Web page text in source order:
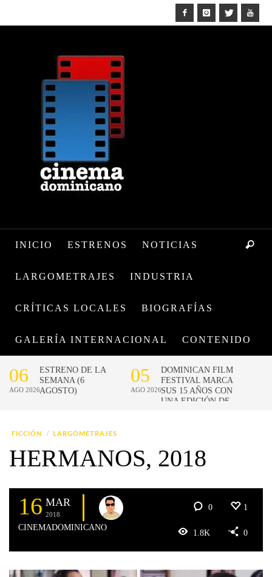
INICIO ESTRENOS NOTICIAS
LARGOMETRAJES INDUSTRIA
CRÍTICAS LOCALES BIOGRAFÍAS
GALERÍA INTERNACIONAL CONTENIDO
FICCIÓN LARGOMETRAJES
HERMANOS, 2018
16 MAR
2018
CINEMADOMINICANO
0 1
1.8K 0